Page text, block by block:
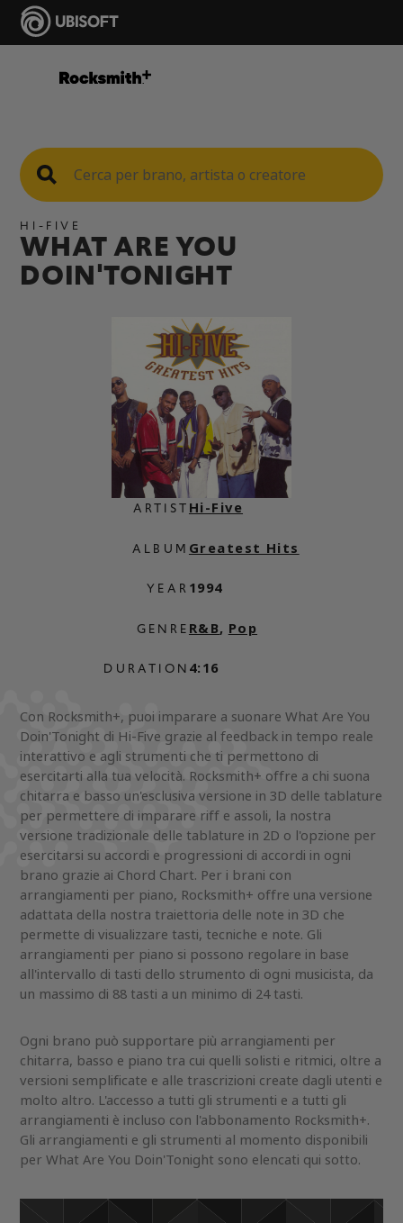
HI-FIVE
WHAT ARE YOU
DOIN'TONIGHT
ARTIST
ALBUM
YEAR
GENRE
DURATION
Hi-Five
Greatest Hits
1994
R&B, Pop
4:16
Con Rocksmith+, puoi imparare a suonare What Are You
Doin'Tonight di Hi-Five grazie al feedback in tempo reale
interattivo e agli strumenti che ti permettono di
esercitarti alla tua velocità. Rocksmith+ offre a chi suona
chitarra e basso un'esclusiva versione in 3D delle tablature
per permettere di imparare riff e assoli, la nostra
versione tradizionale delle tablature in 2D o l'opzione per
esercitarsi su accordi e progressioni di accordi in ogni
brano grazie ai Chord Chart. Per i brani con
arrangiamenti per piano, Rocksmith+ offre una versione
adattata della nostra traiettoria delle note in 3D che
permette di visualizzare tasti, tecniche e note. Gli
arrangiamenti per piano si possono regolare in base
all'intervallo di tasti dello strumento di ogni musicista, da
un massimo di 88 tasti a un minimo di 24 tasti.
Ogni brano può supportare più arrangiamenti per
chitarra, basso e piano tra cui quelli solisti e ritmici, oltre a
versioni semplificate e alle trascrizioni create dagli utenti e
molto altro. L'accesso a tutti gli strumenti e a tutti gli
arrangiamenti è incluso con l'abbonamento Rocksmith+.
Gli arrangiamenti e gli strumenti al momento disponibili
per What Are You Doin'Tonight sono elencati qui sotto.